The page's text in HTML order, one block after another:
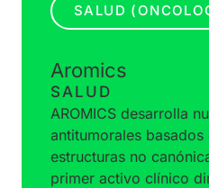
SALUD
Aromics
SALUD
AROMICS desarrolla
antitumorales
estructuras no
primer activo clínico